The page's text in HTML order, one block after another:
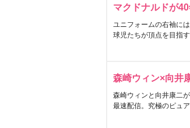
マクドナルドが
ユニフォームの右袖に
球児たちが頂点を目指す
森崎ウィン×向井
森崎ウィンと向井康二
最速配信。究極のピュア